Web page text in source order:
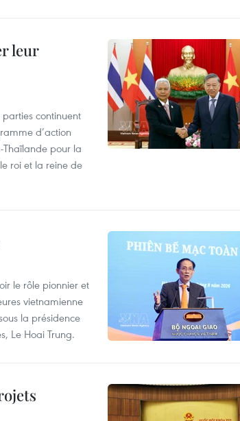
leur
continuent
d’action
pour la
roi et la reine de
le rôle pionnier et
vietnamienne
la présidence
Le Hoai Trung.